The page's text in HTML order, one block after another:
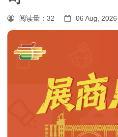
阅读量： 32 06 Aug, 2026